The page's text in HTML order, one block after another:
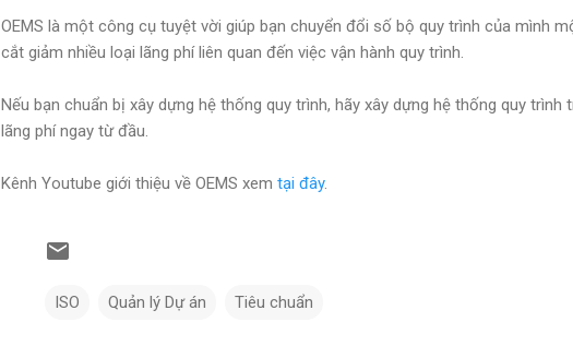
OEMS là một công cụ tuyệt vời giúp bạn chuyển đổi số bộ quy trình của mình
cắt giảm nhiều loại lãng phí liên quan đến việc vận hành quy trình.
Nếu bạn chuẩn bị xây dựng hệ thống quy trình, hãy xây dựng hệ thống quy
lãng phí ngay từ đầu.
Kênh Youtube giới thiệu về OEMS xem tại đây.
ISO Quản lý Dự án Tiêu chuẩn